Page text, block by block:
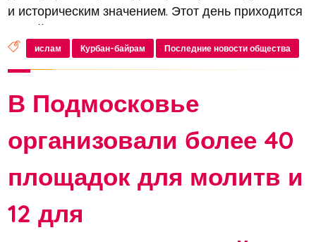
и историческим значением. Этот день приходится
на 9-й день месяца зуль-хиджа по исламскому
лунному календарю и предшествует великому
празднику Курбан-байрам (Ид...
ислам Курбан-байрам Последние новости общества
В Подмосковье
организовали более 40
площадок для молитв и
12 для